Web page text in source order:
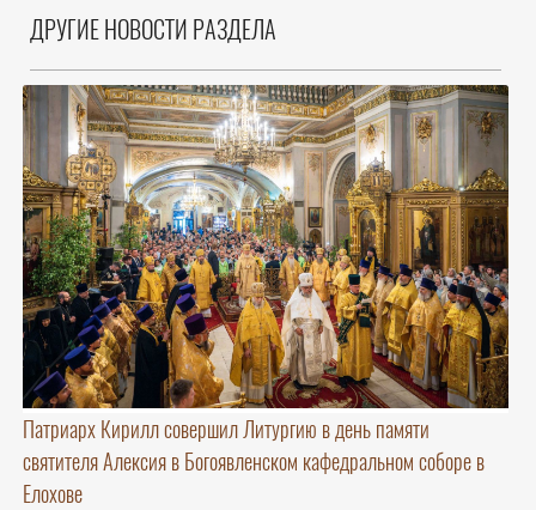
ДРУГИЕ НОВОСТИ РАЗДЕЛА
Патриарх Кирилл совершил Литургию в день памяти
святителя Алексия в Богоявленском кафедральном соборе в
Елохове